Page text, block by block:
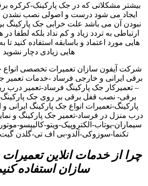
بیشتر مشکلاتی که در جک پارکینک-کرکره
ایجاد می شود درست و اصولی نصب نشدن
نبودن آن می باشد علت خرابی جک پارکینگ
ارتباطی به تردد زیاد و کم نداد بلکه لطفا
هایی مورد اعتماد و باسابقه استفاده کنید تا
هایی زیادی دچار نشوید
شرکت آیفون سازان تعمیرات تخصصی انواع
برقی ایرانی و خارجی فرساد -خدمات تعمیر
– تعمیرکار جک پارکینگ فرساد-تعمیر درب
برقی- نصب قفل برقی بر روی جک
پارکینگ-تعمیرات انواع جک پارکینگ ایرانی و
درب منزل در فرساد-تعمیر جک پارکینگ و
سیماران-یوتاب-الکتروپیک-ویتو-کالیپسو-
تکنما-سوزوکی-آلدو-بی اف تی-گلدن
چرا از خدمات انلاین
سازان استفاده